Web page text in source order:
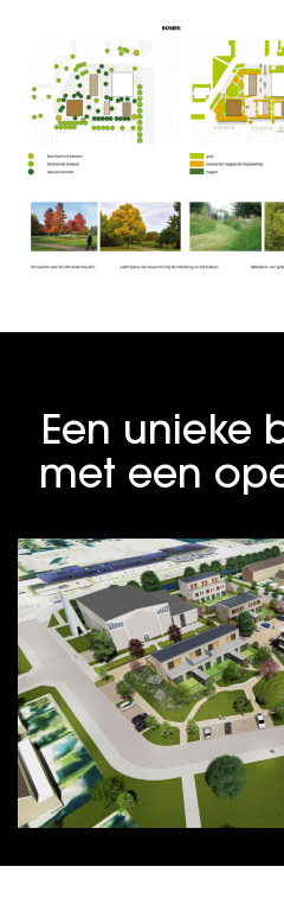
Een unieke
met een